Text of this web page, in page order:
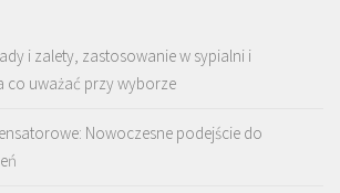
i zalety, zastosowanie w sypialni i
co uważać przy wyborze
Nowoczesne podejście do